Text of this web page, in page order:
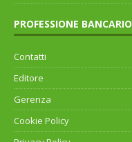
PROFESSIONE BANCARIO
Contatti
Editore
Gerenza
Cookie Policy